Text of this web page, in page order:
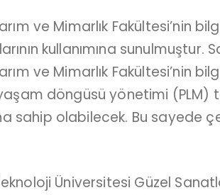
ve Mimarlık Fakültesi’nin
kullanımına
ve Mimarlık Fakültesi’nin
döngüsü yönetimi (PLM)
sahip olabilecek. Bu sayede
Üniversitesi Güzel